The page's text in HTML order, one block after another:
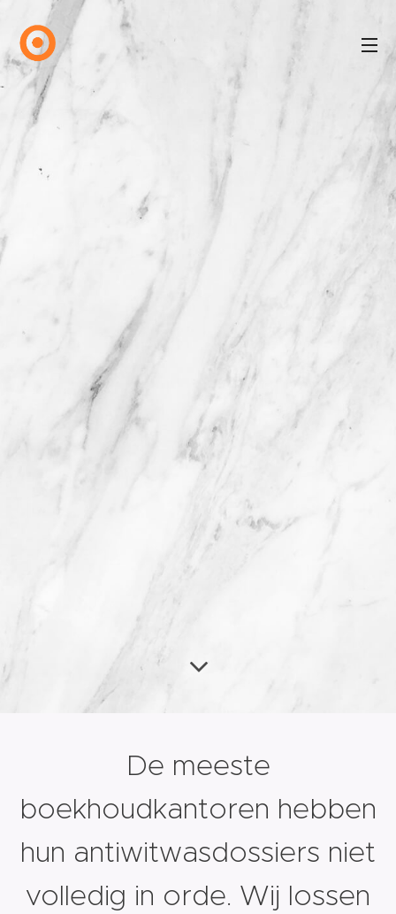
De meeste
boekhoudkantoren hebben
hun antiwitwasdossiers niet
volledig in orde. Wij lossen